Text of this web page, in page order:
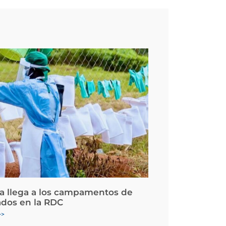
llega a los campamentos de
en la RDC